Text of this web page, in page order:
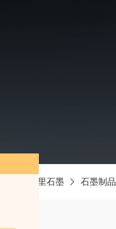
德国西格里石墨 石墨制品